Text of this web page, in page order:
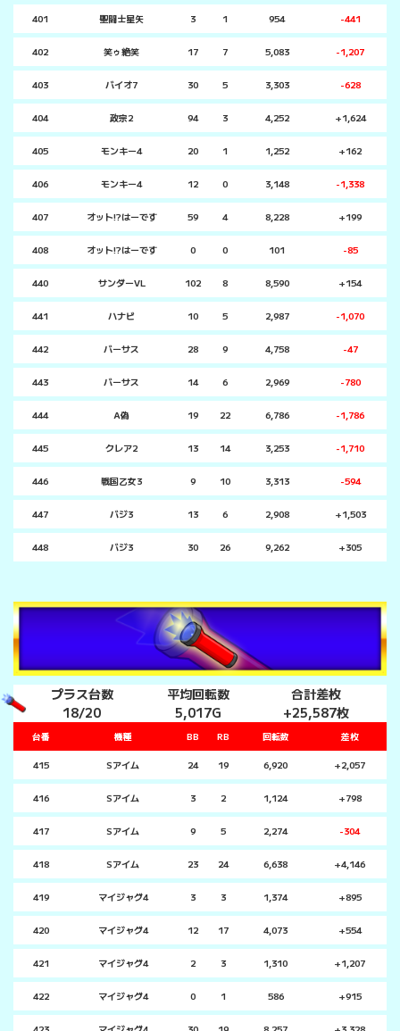
401 聖闘士星矢 3 1 954 -441
402 笑ゥ絶笑 17 7 5,083 -1,207
403 バイオ7 30 5 3,303 -628
404 政宗2 94 3 4,252 +1,624
405 モンキー4 20 1 1,252 +162
406 モンキー4 12 0 3,148 -1,338
407 オット!?はーです 59 4 8,228 +199
408 オット!?はーです 0 0 101 -85
440 サンダーVL 102 8 8,590 +154
441 ハナビ 10 5 2,987 -1,070
442 バーサス 28 9 4,758 -47
443 バーサス 14 6 2,969 -780
444 A偽 19 22 6,786 -1,786
445 クレア2 13 14 3,253 -1,710
446 戦国乙女3 9 10 3,313 -594
447 バジ3 13 6 2,908 +1,503
448 バジ3 30 26 9,262 +305
プラス台数
18/20
平均回転数
5,017G
合計差枚
+25,587枚
台番 機種 BB RB 回転数 差枚
415 Sアイム 24 19 6,920 +2,057
416 Sアイム 3 2 1,124 +798
417 Sアイム 9 5 2,274 -304
418 Sアイム 23 24 6,638 +4,146
419 マイジャグ4 3 3 1,374 +895
420 マイジャグ4 12 17 4,073 +554
421 マイジャグ4 2 3 1,310 +1,207
422 マイジャグ4 0 1 586 +915